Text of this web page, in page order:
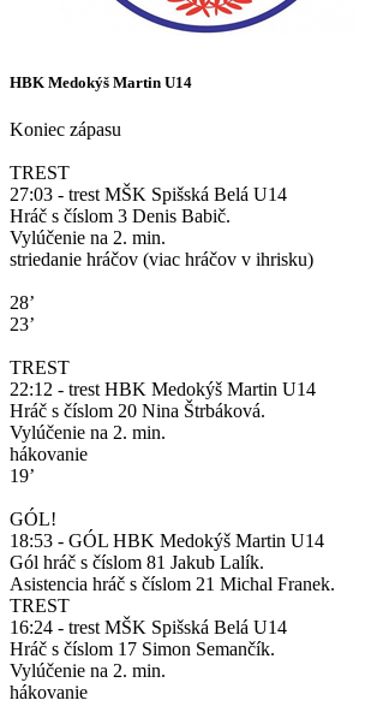
HBK Medokýš Martin U14
Koniec zápasu
TREST
27:03 - trest MŠK Spišská Belá U14
Hráč s číslom 3 Denis Babič.
Vylúčenie na 2. min.
striedanie hráčov (viac hráčov v ihrisku)
28’
23’
TREST
22:12 - trest HBK Medokýš Martin U14
Hráč s číslom 20 Nina Štrbáková.
Vylúčenie na 2. min.
hákovanie
19’
GÓL!
18:53 - GÓL HBK Medokýš Martin U14
Gól hráč s číslom 81 Jakub Lalík.
Asistencia hráč s číslom 21 Michal Franek.
TREST
16:24 - trest MŠK Spišská Belá U14
Hráč s číslom 17 Simon Semančík.
Vylúčenie na 2. min.
hákovanie